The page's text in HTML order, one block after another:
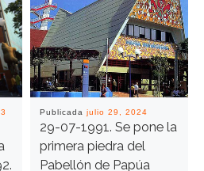
Publicada julio 29, 2024
29-07-1991. Se pone la
primera piedra del
Pabellón de Papúa